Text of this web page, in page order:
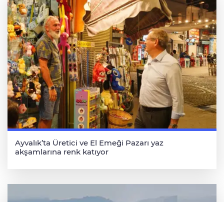
Ayvalık’ta Üretici ve El Emeği Pazarı yaz
akşamlarına renk katıyor